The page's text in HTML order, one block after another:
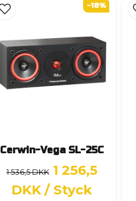
Cerwin-Vega SL-25C
1 536,5 DKK 1 256,5
DKK / Styck
-18%